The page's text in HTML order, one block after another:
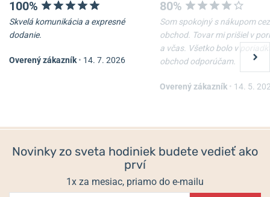
100%
Skvelá komunikácia a expresné
dodanie.
Overený zákazník • 14. 7. 2026
80%
Som spokojný s nákupom cez
obchod. Tovar mi prišiel v
a včas. Všetko bolo v
obchod odporúčam.
Overený zákazník • 14. 5.
Novinky zo sveta hodiniek budete vedieť ako
prví
1x za mesiac, priamo do e-mailu